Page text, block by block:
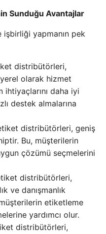
Sunduğu Avantajlar
yapmanın pek
distribütörleri,
olarak hizmet
ihtiyaçlarını daha iyi
destek almalarına
distribütörleri, geniş
Bu, müşterilerin
çözümü seçmelerini
distribütörleri,
ve danışmanlık
etiketleme
yardımcı olur.
distribütörleri,